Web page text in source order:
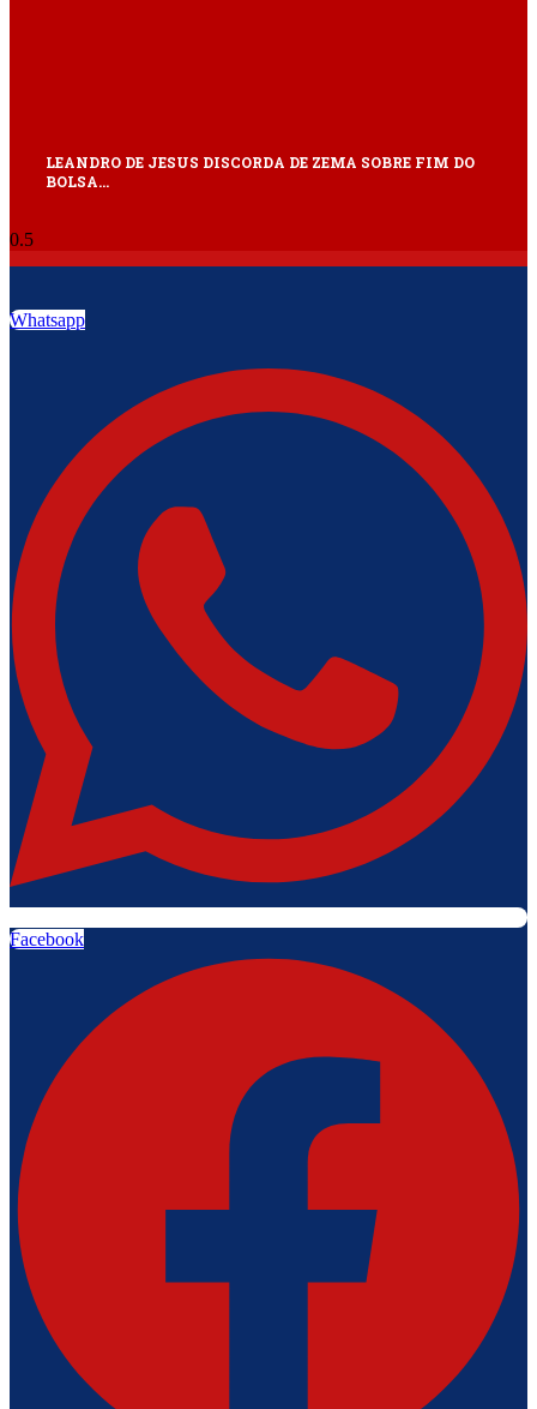
LEANDRO DE JESUS DISCORDA DE ZEMA SOBRE FIM DO
BOLSA…
Whatsapp
Facebook